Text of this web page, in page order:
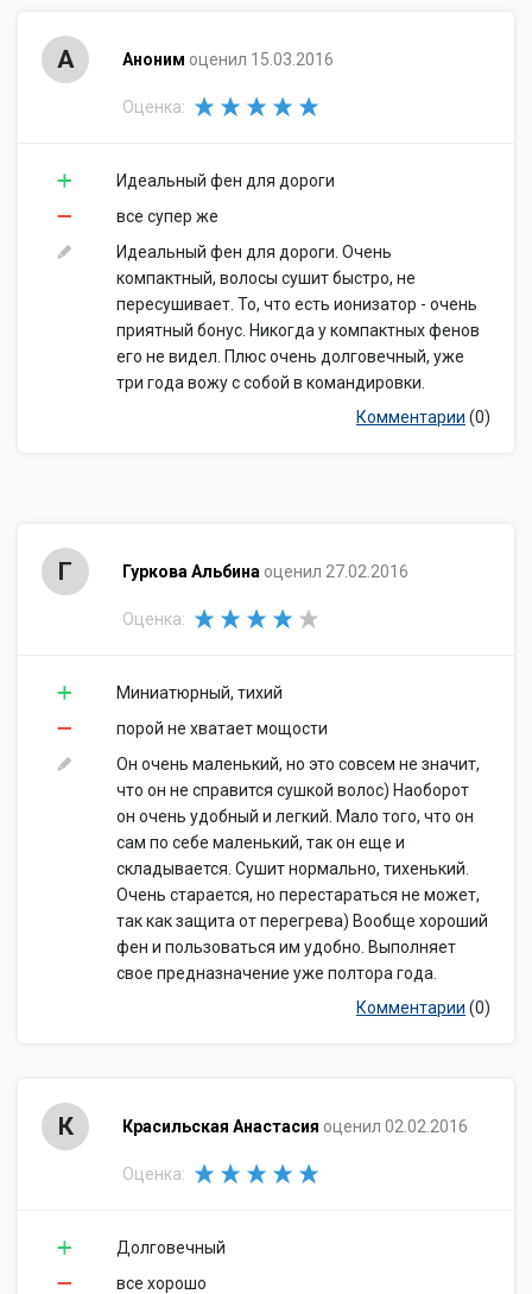
А Аноним оценил 15.03.2016
Оценка:
Идеальный фен для дороги
все супер же
Идеальный фен для дороги. Очень
компактный, волосы сушит быстро, не
пересушивает. То, что есть ионизатор - очень
приятный бонус. Никогда у компактных фенов
его не видел. Плюс очень долговечный, уже
три года вожу с собой в командировки.
Комментарии (0)
Г Гуркова Альбина оценил 27.02.2016
Оценка:
Миниатюрный, тихий
порой не хватает мощости
Он очень маленький, но это совсем не значит,
что он не справится сушкой волос) Наоборот
он очень удобный и легкий. Мало того, что он
сам по себе маленький, так он еще и
складывается. Сушит нормально, тихенький.
Очень старается, но перестараться не может,
так как защита от перегрева) Вообще хороший
фен и пользоваться им удобно. Выполняет
свое предназначение уже полтора года.
Комментарии (0)
К Красильская Анастасия оценил 02.02.2016
Оценка:
Долговечный
все хорошо